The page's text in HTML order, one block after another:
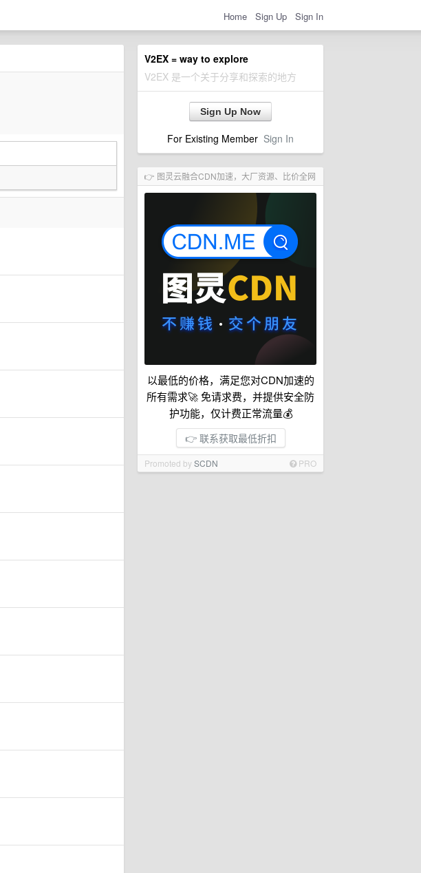
Home Sign Up Sign In
V2EX = way to explore
V2EX 是一个关于分享和探索的地方
Sign Up Now
For Existing Member Sign In
👉 图灵云融合CDN加速，大厂资源、比价全网
以最低的价格，满足您对CDN加速的
所有需求🚀 免请求费，并提供安全防
护功能，仅计费正常流量💰
👉 联系获取最低折扣
Promoted bySCDN PRO